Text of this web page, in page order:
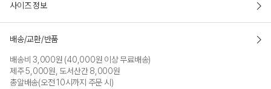
사이즈 정보
배송/교환/반품
배송비 3,000원 (40,000원 이상 무료배송)
제주 5,000원, 도서산간 8,000원
총알배송(오전 10시까지 주문 시)